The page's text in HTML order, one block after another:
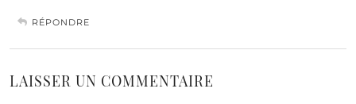
RÉPONDRE
LAISSER UN COMMENTAIRE